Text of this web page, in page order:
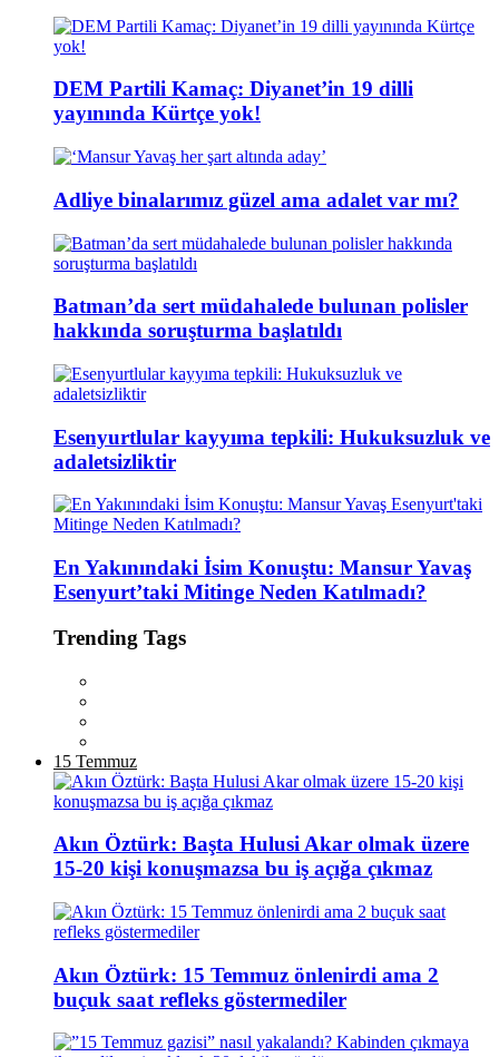
DEM Partili Kamaç: Diyanet’in 19 dilli
yayınında Kürtçe yok!
Adliye binalarımız güzel ama adalet var mı?
Batman’da sert müdahalede bulunan polisler
hakkında soruşturma başlatıldı
Esenyurtlular kayyıma tepkili: Hukuksuzluk ve
adaletsizliktir
En Yakınındaki İsim Konuştu: Mansur Yavaş
Esenyurt’taki Mitinge Neden Katılmadı?
Trending Tags
15 Temmuz
Akın Öztürk: Başta Hulusi Akar olmak üzere
15-20 kişi konuşmazsa bu iş açığa çıkmaz
Akın Öztürk: 15 Temmuz önlenirdi ama 2
buçuk saat refleks göstermediler